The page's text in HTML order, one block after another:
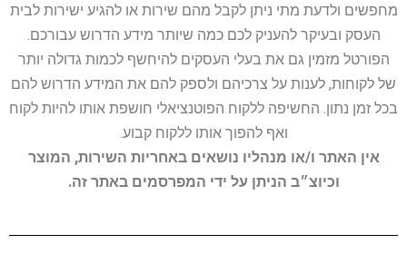
מחפשים ולדעת מתי ניתן לקבל מהם שירות או להגיע ישירות לבית
העסק ובעיקר להעניק לכם כמה שיותר מידע הדרוש עבורכם.
הפורטל מזמין גם את בעלי העסקים להיחשף לכמות גדולה יותר
של לקוחות, לענות על צרכיהם ולספק להם את המידע הדרוש להם
בכל זמן נתון. החשיפה ללקוח הפוטנציאלי חושפת אותו להיות לקוח
ואף להפוך אותו ללקוח קבוע.
אין האתר ו/או מנהליו נושאים באחריות השירות, המוצר
וכיוצ״ב הניתן על ידי המפרסמים באתר זה.